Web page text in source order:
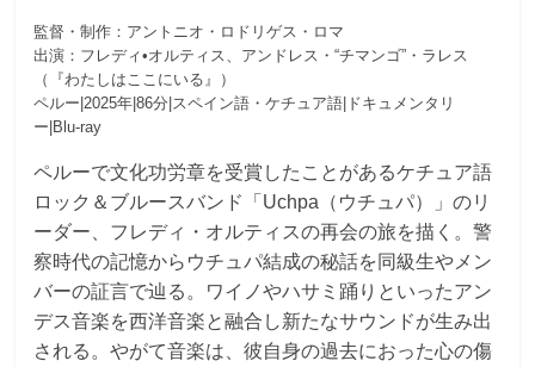
監督・制作：アントニオ・ロドリゲス・ロマ
出演：フレディ•オルティス、アンドレス・“チマンゴ”・ラレス
（『わたしはここにいる』）
ペルー|2025年|86分|スペイン語・ケチュア語|ドキュメンタリ
ー|Blu-ray
ペルーで文化功労章を受賞したことがあるケチュア語
ロック＆ブルースバンド「Uchpa（ウチュパ）」のリ
ーダー、フレディ・オルティスの再会の旅を描く。警
察時代の記憶からウチュパ結成の秘話を同級生やメン
バーの証言で辿る。ワイノやハサミ踊りといったアン
デス音楽を西洋音楽と融合し新たなサウンドが生み出
される。やがて音楽は、彼自身の過去におった心の傷